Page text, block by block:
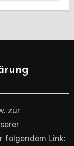
zur
folgendem Link: